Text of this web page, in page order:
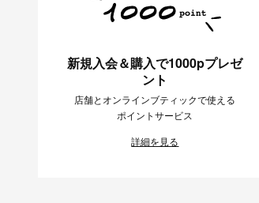
新規入会＆購入で1000pプレゼ
ント
店舗とオンラインブティックで使える
ポイントサービス
詳細を見る